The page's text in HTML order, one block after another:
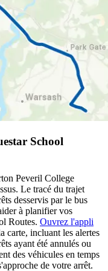
School
Peveril College
Le tracé du trajet
desservis par le bus
à planifier vos
Routes. Ouvrez l'appli
carte, incluant les alertes
ayant été annulés ou
des véhicules en temps
de votre arrêt.